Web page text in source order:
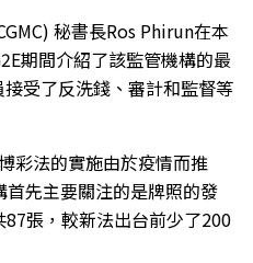
秘書長Ros Phirun在本
期間介紹了該監管機構的最
受了反洗錢、審計和監督等
彩法的實施由於疫情而推
先主要關注的是牌照的發
張，較新法出台前少了200